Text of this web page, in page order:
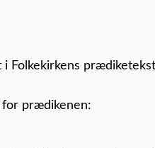
Folkekirkens
for prædikenen: